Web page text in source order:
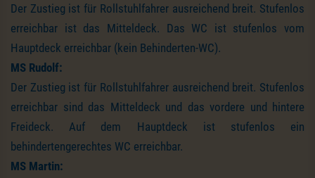
Der Zustieg ist für Rollstuhlfahrer ausreichend breit. Stufenlos
erreichbar ist das Mitteldeck. Das WC ist stufenlos vom
Hauptdeck erreichbar (kein Behinderten-WC).
MS Rudolf:
Der Zustieg ist für Rollstuhlfahrer ausreichend breit. Stufenlos
erreichbar sind das Mitteldeck und das vordere und hintere
Freideck. Auf dem Hauptdeck ist stufenlos ein
behindertengerechtes WC erreichbar.
MS Martin: